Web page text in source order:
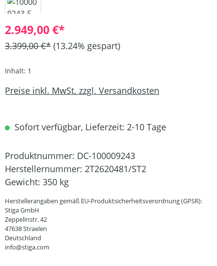
2.949,00 €*
3.399,00 €* (13.24% gespart)
Inhalt: 1
Preise inkl. MwSt. zzgl. Versandkosten
Sofort verfügbar, Lieferzeit: 2-10 Tage
Produktnummer: DC-100009243
Herstellernummer: 2T2620481/ST2
Gewicht: 350 kg
Herstellerangaben gemäß EU-Produktsicherheitsverordnung (GPSR):
Stiga GmbH
Zeppelinstr. 42
47638 Straelen
Deutschland
info@stiga.com